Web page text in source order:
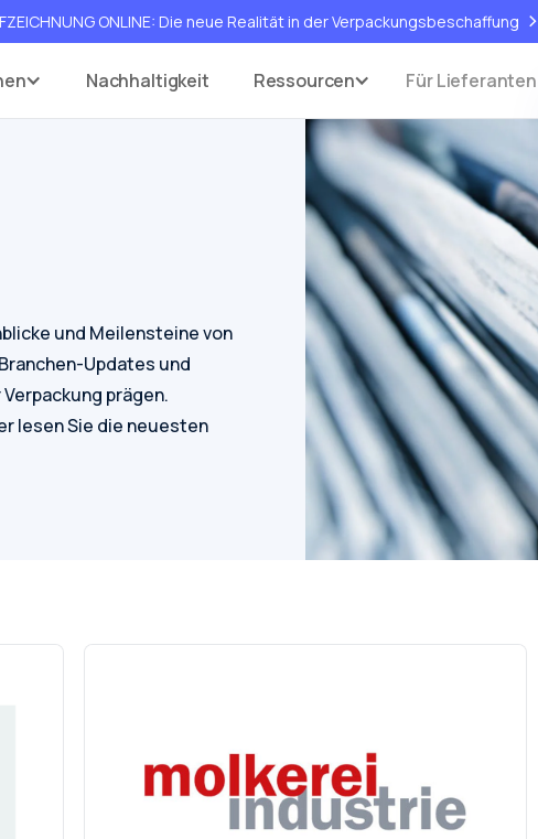
ONLINE: Die neue Realität in der Verpackungsbeschaffung >
Nachhaltigkeit Ressourcen Für Lieferanten
und Meilensteine von
Updates und
prägen.
lesen Sie die neuesten